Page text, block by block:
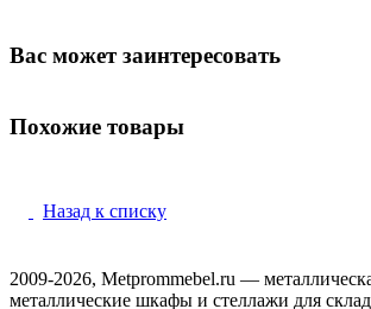
Вас может заинтересовать
Похожие товары
Назад к списку
2009-2026, Metprommebel.ru —
металлические шкафы и стеллажи для